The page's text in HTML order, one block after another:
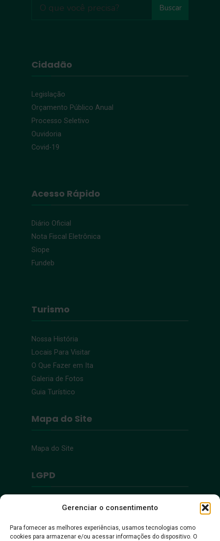
Gerenciar o consentimento
Para fornecer as melhores experiências, usamos tecnologias como
cookies para armazenar e/ou acessar informações do dispositivo. O
Buscar
Cidadão
Legislação
Orçamento Público Anual
Processo Seletivo
Ouvidoria
Covid-19
Acesso Rápido
Diário Oficial
Nota Fiscal Eletrônica
Siope
Fundeb
Turismo
Nossa História
Locais Para Visitar
O Que Fazer em Ita
Galeria de Fotos
Guia Turístico
Mapa do Site
Mapa do Site
LGPD
Política de Privacidade
Acessibilidade